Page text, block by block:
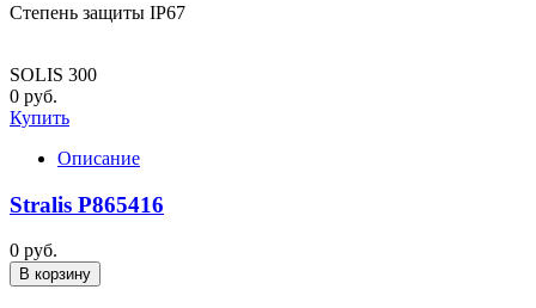
Степень защиты IP67
SOLIS 300
0 руб.
Купить
Описание
Stralis P865416
0 руб.
В корзину